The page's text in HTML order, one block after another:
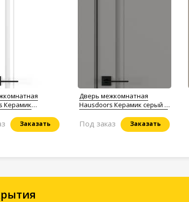
Керамик
Заказать
Дверь межкомнатная
Hausdoors Керамик серый 9
Заказать
Под заказ